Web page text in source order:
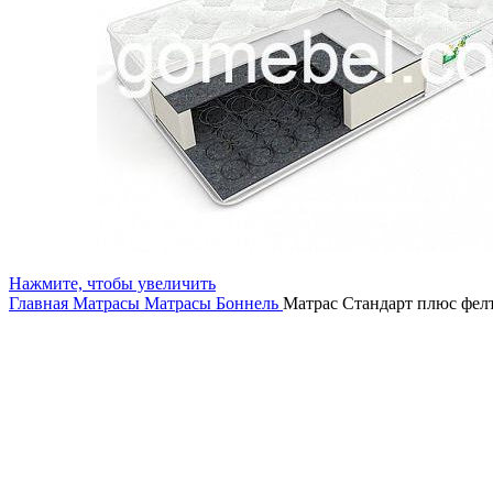
Нажмите, чтобы увеличить
Главная Матрасы Матрасы Боннель Матрас Стандарт плюс